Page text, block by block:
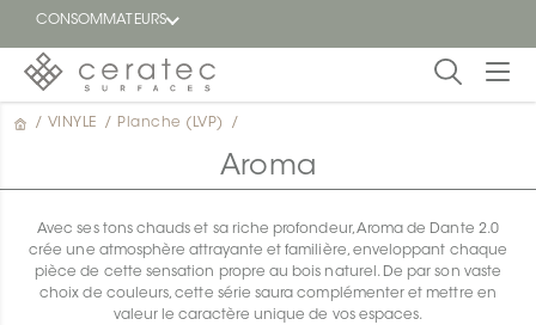
CONSOMMATEURS
En
Trouver
un
détaillant
/ VINYLE / Planche (LVP) /
Aroma
Avec ses tons chauds et sa riche profondeur, Aroma de Dante 2.0
crée une atmosphère attrayante et familière, enveloppant chaque
pièce de cette sensation propre au bois naturel. De par son vaste
choix de couleurs, cette série saura complémenter et mettre en
valeur le caractère unique de vos espaces.